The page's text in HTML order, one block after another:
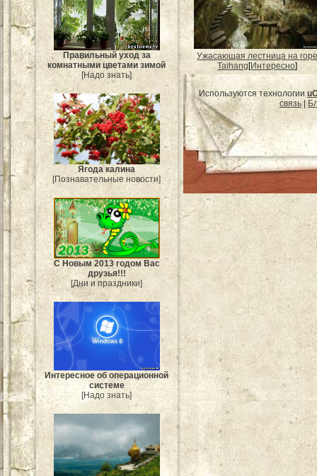
Правильный уход за
комнатными цветами зимой
[Надо знать]
Ягода калина
[Познавательные новости]
С Новым 2013 годом Вас
друзья!!!
[Дни и праздники]
Интересное об операционной
системе
[Надо знать]
Ужасающая лестница на
Taihang [Интересно]
Используются технологии
связь